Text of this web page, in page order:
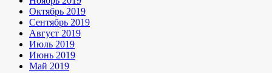
Октябрь 2019
Сентябрь 2019
Август 2019
Июль 2019
Июнь 2019
Май 2019